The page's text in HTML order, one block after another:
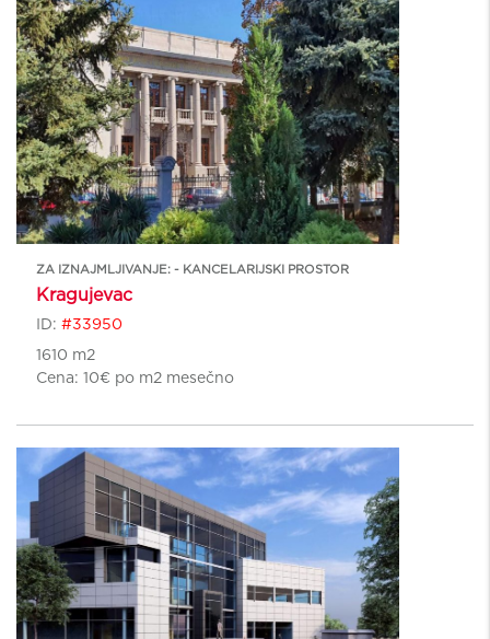
ZA IZNAJMLJIVANJE: - KANCELARIJSKI PROSTOR
Kragujevac
ID: #33950
1610 m2
Cena: 10€ po m2 mesečno